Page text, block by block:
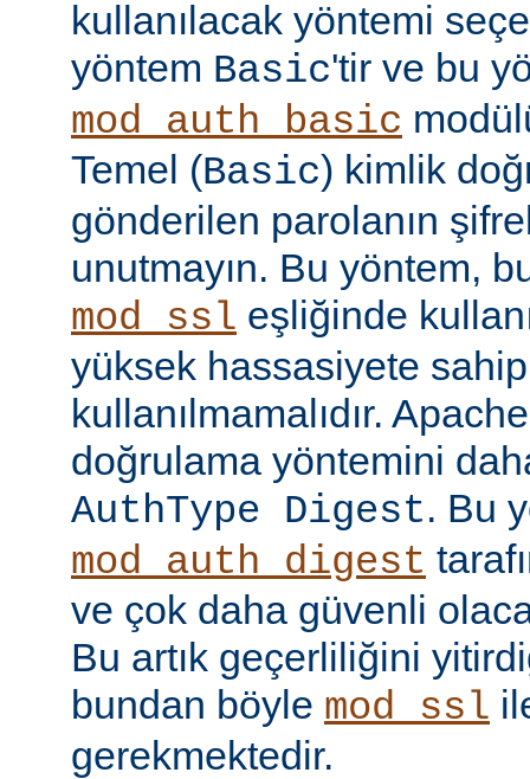
kullanılacak yöntemi
yöntem Basic'tir ve bu
mod_auth_basic
Temel (Basic) kimlik
gönderilen parolanın
unutmayın. Bu yöntem,
mod_ssl eşliğinde
yüksek hassasiyete
kullanılmamalıdır.
doğrulama yöntemini
AuthType Digest. Bu
mod_auth_digest
ve çok daha güvenli
Bu artık geçerliliğini
bundan böyle mod_ssl
gerekmektedir.